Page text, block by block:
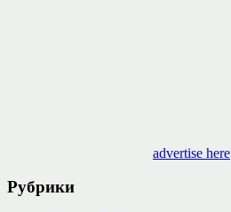
advertise here
Рубрики